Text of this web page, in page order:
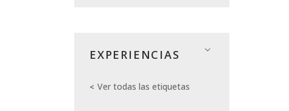
EXPERIENCIAS
Ver todas las etiquetas